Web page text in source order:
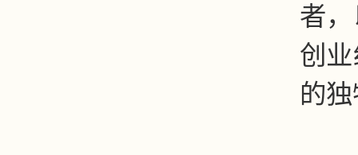
者
创
的